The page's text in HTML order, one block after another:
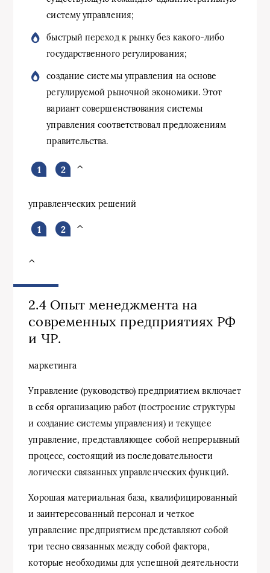
систему управления;
быстрый переход к рынку без какого-либо
госу­дарственного регулирования;
создание системы управления на основе
регули­руемой рыночной экономики. Этот
вариант со­вершенствования системы
управления соответст­вовал предложениям
правительства.
^
управленческих решений
^
^
2.4 Опыт менеджмента на
современных предприятиях РФ
и ЧР.
маркетинга
Управление (руководство) предприятием включает
в себя организацию работ (построение структуры
и создание системы управления) и текущее
управление, представляющее собой непрерывный
процесс, состоящий из последовательности
логически связанных управленческих функций.
Хорошая материальная база, квалифицированный
и заинтересованный персонал и четкое
управление предприятием представляют собой
три тесно связанных между собой фактора,
которые необходимы для успешной деятельности